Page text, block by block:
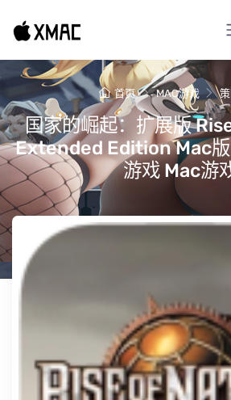
首页 MAC游戏
国家的崛起：扩展版
Extended Edition Mac版
游戏 Mac游